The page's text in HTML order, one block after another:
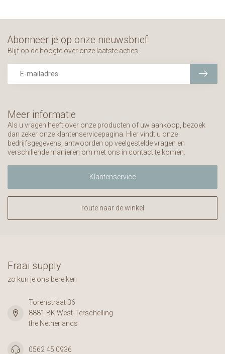
Meer informatie
Als u vragen heeft over onze producten of uw aankoop, bezoek
dan zeker onze klantenservicepagina. Hier vindt u onze
bedrijfsgegevens, antwoorden op veelgestelde vragen en
verschillende manieren om met ons in contact te komen.
Klantenservice
route naar de winkel
Abonneer je op onze nieuwsbrief
Blijf op de hoogte over onze laatste acties
Fraai supply
zo kun je ons bereiken
Torenstraat 36
8881 BK West-Terschelling
the Netherlands
0562 45 0936